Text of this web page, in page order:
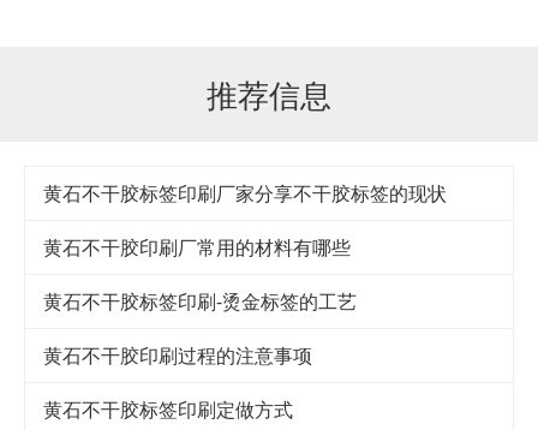
推荐信息
黄石不干胶标签印刷厂家分享不干胶标签的现状
黄石不干胶印刷厂常用的材料有哪些
黄石不干胶标签印刷-烫金标签的工艺
黄石不干胶印刷过程的注意事项
黄石不干胶标签印刷定做方式